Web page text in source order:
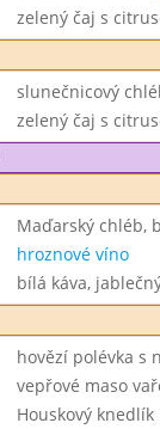
zelený čaj s
slunečnicový
zelený čaj s
Maďarský chléb,
hroznové víno
bílá káva,
hovězí polévka s
vepřové maso
Houskový knedlík